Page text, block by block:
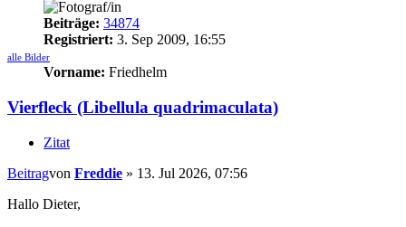
Beiträge: 34874
Registriert: 3. Sep 2009, 16:55
alle Bilder
Vorname: Friedhelm
Vierfleck (Libellula quadrimaculata)
Zitat
Beitragvon Freddie » 13. Jul 2026, 07:56
Hallo Dieter,